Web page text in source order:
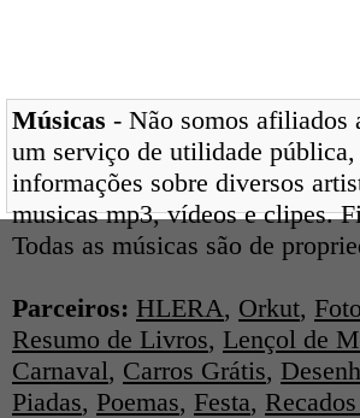
Músicas - Não somos afiliados
um serviço de utilidade
informações sobre diversos
musicas mp3, vídeos e clipes.
Todas as músicas são de
Parceiros: HLERA, Orkut,
Resumo de Livros, Lençol de
Carnaval, Carros Grátis,
Piadas, Poemas, Festa,